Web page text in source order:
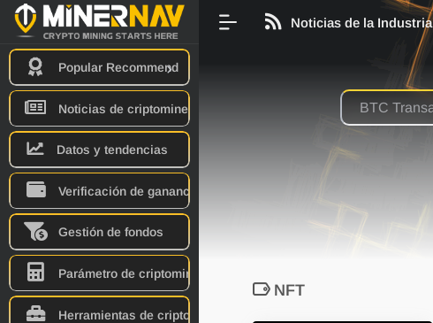
Popular Recommend
Noticias de criptominería
Datos y tendencias
Verificación de ganancias
Gestión de fondos
Parámetro de criptominero
Herramientas de criptominería
Noticias de la Industria
NFT